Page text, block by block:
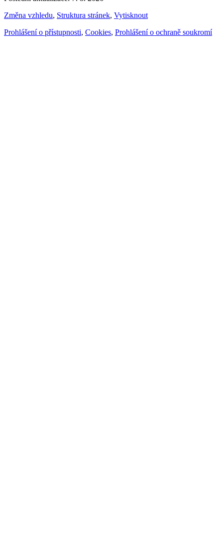
Změna vzhledu, Struktura stránek, Vytisknout
Prohlášení o přístupnosti, Cookies, Prohlášení o ochraně soukromí